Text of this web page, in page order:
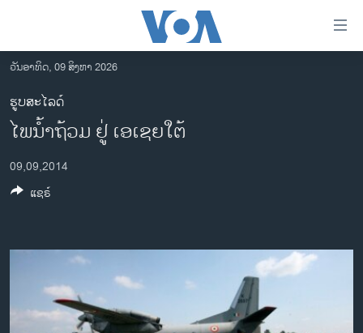
ເຂົ້າ
ຫາ
ຂ້າມ
ຂ້າມ
ໄປ
ຫາ
ລາວ
ອາເມຣິກາ
ການເລືອກຕັ້ງ ປະທານາທີບໍດີ ສະຫະລັດ 2024
ຂ່າວ​ຈີນ
ອິດສະຫຼະພາບດ້ານການຂ່າວ
ຊີວິດຊາວລາວ
ວັນອາທິດ, 09 ສິງຫາ 2026
ຮູບສະໄລດ໌
ໄພນ້ຳຖ້ວມ ຢູ່ ເອເຊຍໃຕ້
09,09,2014
ແຊຣ໌